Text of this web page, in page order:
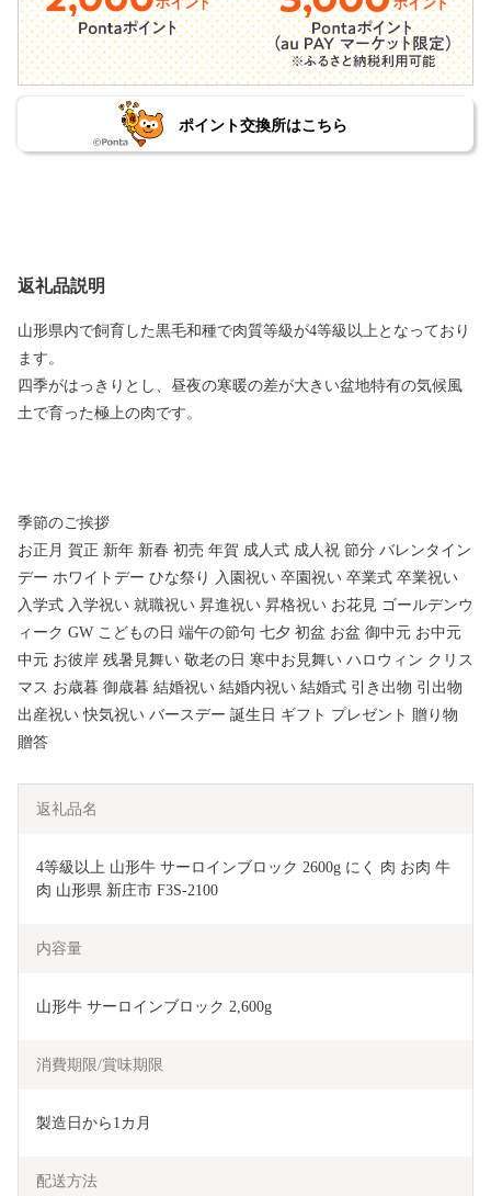
ポイント交換所はこちら
返礼品説明
山形県内で飼育した黒毛和種で肉質等級が4等級以上となっており
ます。
四季がはっきりとし、昼夜の寒暖の差が大きい盆地特有の気候風
土で育った極上の肉です。
季節のご挨拶
お正月 賀正 新年 新春 初売 年賀 成人式 成人祝 節分 バレンタイン
デー ホワイトデー ひな祭り 入園祝い 卒園祝い 卒業式 卒業祝い
入学式 入学祝い 就職祝い 昇進祝い 昇格祝い お花見 ゴールデンウ
ィーク GW こどもの日 端午の節句 七夕 初盆 お盆 御中元 お中元
中元 お彼岸 残暑見舞い 敬老の日 寒中お見舞い ハロウィン クリス
マス お歳暮 御歳暮 結婚祝い 結婚内祝い 結婚式 引き出物 引出物
出産祝い 快気祝い バースデー 誕生日 ギフト プレゼント 贈り物
贈答
返礼品名
4等級以上 山形牛 サーロインブロック 2600g にく 肉 お肉 牛
肉 山形県 新庄市 F3S-2100
内容量
山形牛 サーロインブロック 2,600g
消費期限/賞味期限
製造日から1カ月
配送方法